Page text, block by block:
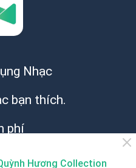
Nhạc
bạn thích.
phí
Hương Collection